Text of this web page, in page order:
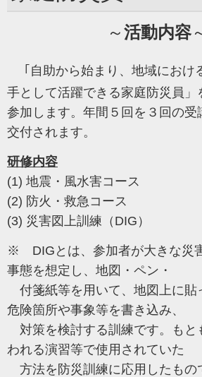
～活動内容
｢自助から始まり、地域におけ
手として活躍できる家庭防災員」
参加します。年間５回を３回の受
交付されます。
研修内容
(1) 地震・風水害コース
(2) 防火・救急コース
(3) 災害図上訓練（DIG）
※ DIGとは、参加者が大きな災
事態を想定し、地図・ペン・
付箋紙等を用いて、地図上に貼
危険箇所や事象等を書き込み、
対策を検討する訓練です。もと
われる演習等で使用されていた
方法を防災訓練に応用したもの